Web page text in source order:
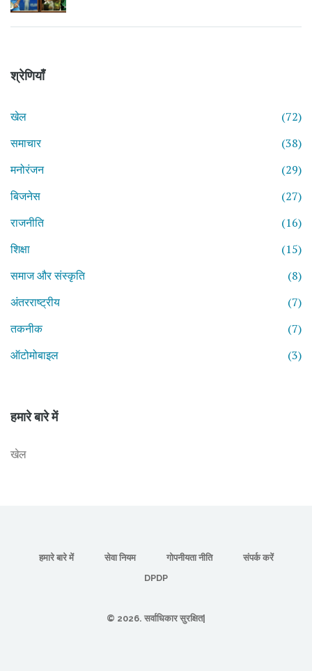
श्रेणियाँ
खेल
(72)
समाचार
(38)
मनोरंजन
(29)
बिजनेस
(27)
राजनीति
(16)
शिक्षा
(15)
समाज और संस्कृति
(8)
अंतरराष्ट्रीय
(7)
तकनीक
(7)
ऑटोमोबाइल
(3)
हमारे बारे में
खेल
हमारे बारे में सेवा नियम गोपनीयता नीति
संपर्क करें
DPDP
© 2026. सर्वाधिकार सुरक्षित|